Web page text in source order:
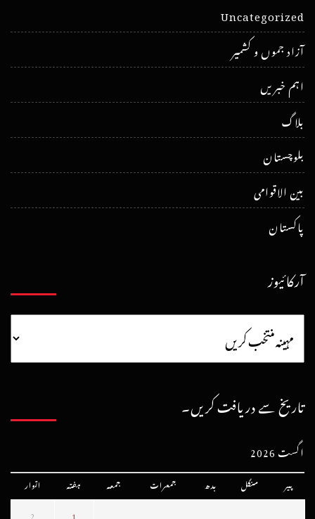
Uncategorized
آزاد جموں و کشمیر
اہم خبریں
بلاگ
بلوچستان
بین الاقوامی
پاکستان
آرکائیوز
تاریخ سے دریافت کریں۔
اگست 2026
پیر منگل بدھ جمعرات جمعہ ہفتہ اتوار